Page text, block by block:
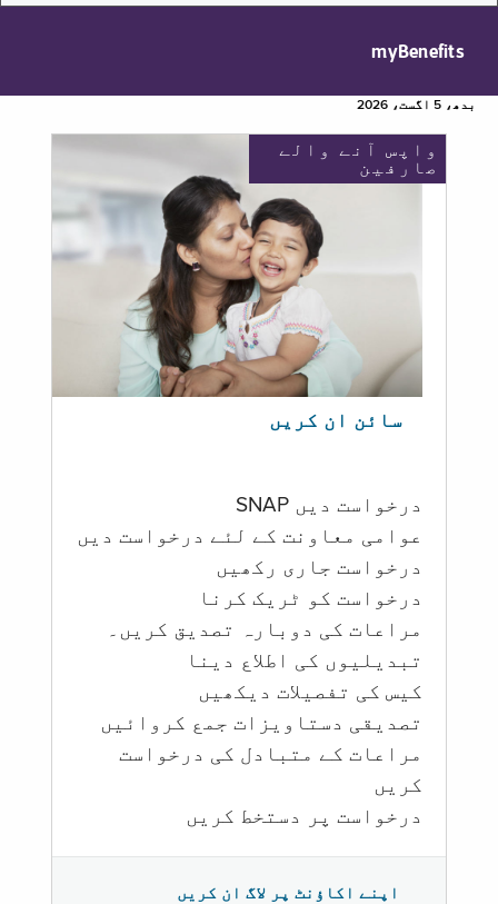
myBenefits
بدھ، 5 اگست، 2026
واپس آنے والے
صارفین
سائن ان کریں
درخواست دیں SNAP
عوامی معاونت کے لئے درخواست دیں
درخواست جاری رکھیں
درخواست کو ٹریک کرنا
مراعات کی دوبارہ تصدیق کریں۔
تبدیلیوں کی اطلاع دینا
کیس کی تفصیلات دیکھیں
تصدیقی دستاویزات جمع کروائیں
مراعات کے متبادل کی درخواست
کریں
درخواست پر دستخط کریں
اپنے اکاؤنٹ پر لاگ ان کریں